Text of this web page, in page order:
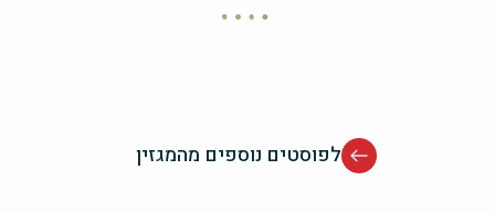
לפוסטים נוספים מהמגזין